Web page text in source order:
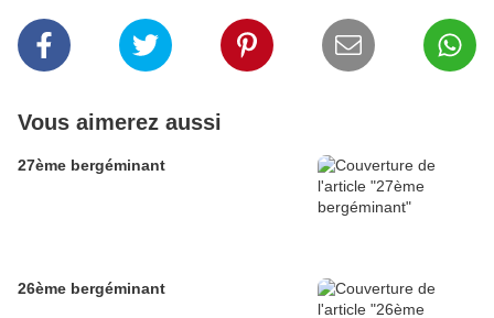
Vous aimerez aussi
27ème bergéminant
26ème bergéminant